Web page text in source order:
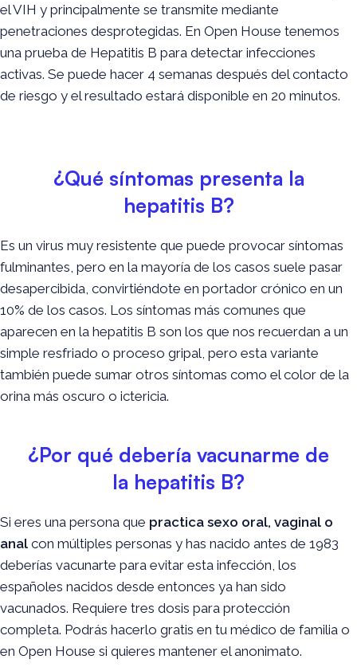
el VIH y principalmente se transmite mediante
penetraciones desprotegidas. En Open House tenemos
una prueba de Hepatitis B para detectar infecciones
activas. Se puede hacer 4 semanas después del contacto
de riesgo y el resultado estará disponible en 20 minutos.
¿Qué síntomas presenta la
hepatitis B?
Es un virus muy resistente que puede provocar síntomas
fulminantes, pero en la mayoría de los casos suele pasar
desapercibida, convirtiéndote en portador crónico en un
10% de los casos. Los síntomas más comunes que
aparecen en la hepatitis B son los que nos recuerdan a un
simple resfriado o proceso gripal, pero esta variante
también puede sumar otros síntomas como el color de la
orina más oscuro o ictericia.
¿Por qué debería vacunarme de
la hepatitis B?
Si eres una persona que practica sexo oral, vaginal o
anal con múltiples personas y has nacido antes de 1983
deberías vacunarte para evitar esta infección, los
españoles nacidos desde entonces ya han sido
vacunados. Requiere tres dosis para protección
completa. Podrás hacerlo gratis en tu médico de familia o
en Open House si quieres mantener el anonimato.